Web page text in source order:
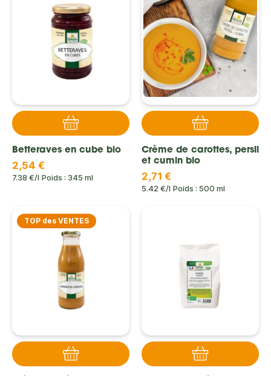
Betteraves en cube bio
2,54 €
7.38 €/l Poids : 345 ml
Crème de carottes, persil
et cumin bio
2,71 €
5.42 €/l Poids : 500 ml
TOP des VENTES